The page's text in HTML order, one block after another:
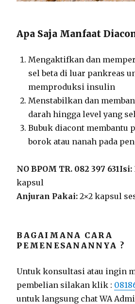
Apa Saja Manfaat
Mengaktifkan dan
sel beta di luar pankreas
memproduksi insulin
Menstabilkan dan
darah hingga level yang
Bubuk diacont membantu
borok atau nanah pada
NO BPOM TR. 082 397 631Isi:
kapsul
Anjuran Pakai: 2×2 kapsul
BAGAIMANA CARA
PEMENESANANNYA ?
Untuk konsultasi atau ingin
pembelian silakan klik :
untuk langsung chat WA